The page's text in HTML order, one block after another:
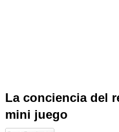
La conciencia del
mini juego